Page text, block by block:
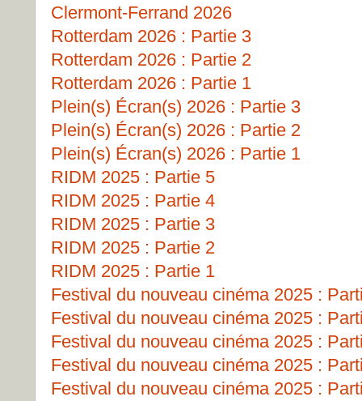
Clermont-Ferrand 2026
Rotterdam 2026 : Partie 3
Rotterdam 2026 : Partie 2
Rotterdam 2026 : Partie 1
Plein(s) Écran(s) 2026 : Partie 3
Plein(s) Écran(s) 2026 : Partie 2
Plein(s) Écran(s) 2026 : Partie 1
RIDM 2025 : Partie 5
RIDM 2025 : Partie 4
RIDM 2025 : Partie 3
RIDM 2025 : Partie 2
RIDM 2025 : Partie 1
Festival du nouveau cinéma 2025 :
Festival du nouveau cinéma 2025 :
Festival du nouveau cinéma 2025 :
Festival du nouveau cinéma 2025 :
Festival du nouveau cinéma 2025 :